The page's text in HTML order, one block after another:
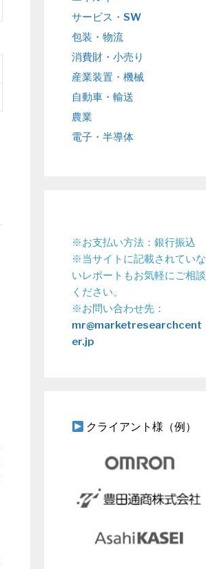
サービス・SW
包装・物流
消費財・小売り
産業装置・機械
自動車・輸送
農業
電子・半導体
※お支払い方法：銀行振込
※当サイトに記載されていな
いレポートもお気軽にご相談
ください。
※お問い合わせ先：
mr@marketresearchcent
er.jp
クライアント様（例）